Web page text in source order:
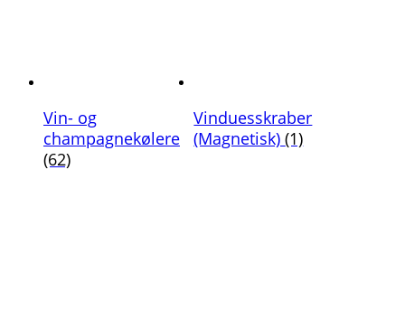
Vin- og
champagnekølere
(62)
Vinduesskraber
(Magnetisk)(1)